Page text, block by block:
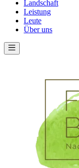
Landschaft
Leistung
Leute
Über uns